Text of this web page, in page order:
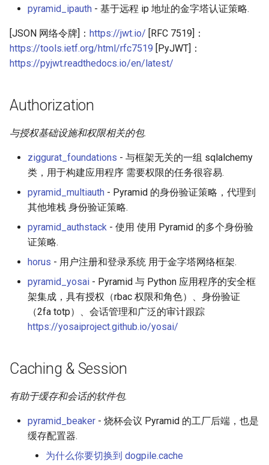
choo
Redux
Browserify
Sass
Ant Design
Less
WebGL
Progressive Enhancement
Next.js
lit-html
JAMstack
移动端 web 开发
LaTeX
Funny Markov Chains
Colorful
Steam
Bots
Site Reliability Engineering
Empathy in Engineering
Userscripts
Pokémon
Falsehood
领域驱动设计
Quantified Self
Web 设计
pyramid_ipauth - 基于远程 ip 地址的金字塔认证策略.
[JSON 网络令牌]： https://jwt.io/ [RFC 7519]：
https://tools.ietf.org/html/rfc7519 [PyJWT]：
https://pyjwt.readthedocs.io/en/latest/
Authorization
与授权基础设施和权限相关的包.
ziggurat_foundations - 与框架无关的一组 sqlalchemy
类，用于构建应用程序 需要权限的任务很容易.
pyramid_multiauth - Pyramid 的身份验证策略，代理到
其他堆栈 身份验证策略.
pyramid_authstack - 使用 使用 Pyramid 的多个身份验
证策略.
horus - 用户注册和登录系统 用于金字塔网络框架.
pyramid_yosai - Pyramid 与 Python 应用程序的安全框
架集成，具有授权（rbac 权限和角色）、身份验证
（2fa totp）、会话管理和广泛的审计跟踪
https://yosaiproject.github.io/yosai/
Caching & Session
有助于缓存和会话的软件包.
pyramid_beaker - 烧杯会议 Pyramid 的工厂后端，也是
缓存配置器.
为什么你要切换到 dogpile.cache